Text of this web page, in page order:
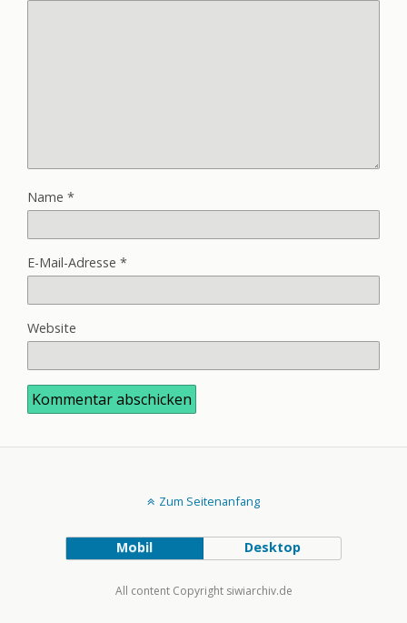
Name *
E-Mail-Adresse *
Website
Zum Seitenanfang
Mobil Desktop
All content Copyright siwiarchiv.de